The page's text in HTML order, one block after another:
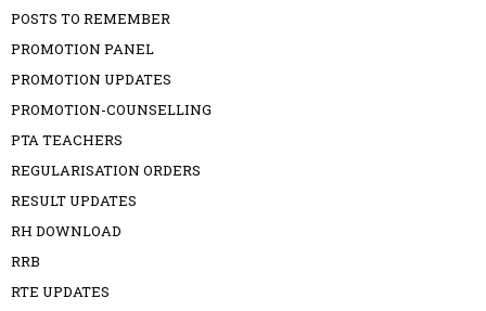
POSTS TO REMEMBER
PROMOTION PANEL
PROMOTION UPDATES
PROMOTION-COUNSELLING
PTA TEACHERS
REGULARISATION ORDERS
RESULT UPDATES
RH DOWNLOAD
RRB
RTE UPDATES